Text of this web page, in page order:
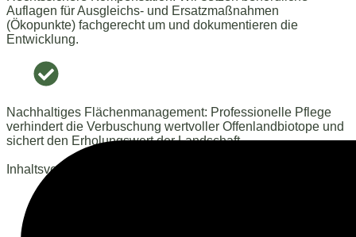
Auflagen für Ausgleichs- und Ersatzmaßnahmen
(Ökopunkte) fachgerecht um und dokumentieren die
Entwicklung.
Nachhaltiges Flächenmanagement: Professionelle Pflege
verhindert die Verbuschung wertvoller Offenlandbiotope und
sichert den Erholungswert der Landschaft.
Inhaltsverzeichnis